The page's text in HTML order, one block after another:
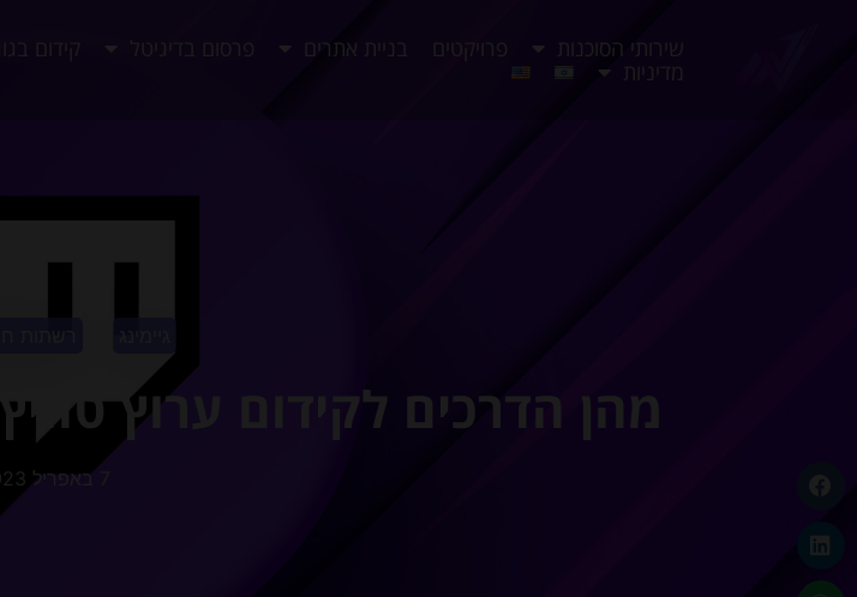
שירותי הסוכנות פרויקטים בניית אתרים פרסום בדיגיטל קידום
מדיניות
מהן הדרכים לקידום ערוץ